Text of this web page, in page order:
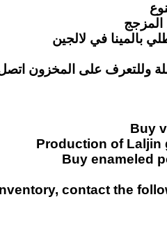
المزجج
بالمينا في لالجين
وللتعرف على المخزون اتصل
Buy
Production of Laljin
Buy enameled
contact the